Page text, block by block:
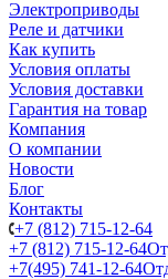
Электроприводы
Реле и датчики
Как купить
Условия оплаты
Условия доставки
Гарантия на товар
Компания
О компании
Новости
Блог
Контакты
+7 (812) 715-12-64
+7 (812) 715-12-64
+7(495) 741-12-64